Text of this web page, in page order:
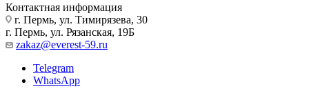
Контактная информация
г. Пермь, ул. Тимирязева, 30
г. Пермь, ул. Рязанская, 19Б
zakaz@everest-59.ru
Telegram
WhatsApp